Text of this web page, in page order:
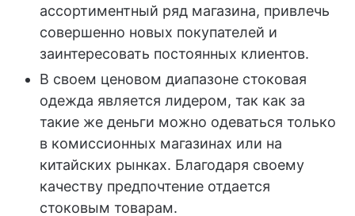
ассортиментный ряд магазина, привлечь
совершенно новых покупателей и
заинтересовать постоянных клиентов.
В своем ценовом диапазоне стоковая
одежда является лидером, так как за
такие же деньги можно одеваться только
в комиссионных магазинах или на
китайских рынках. Благодаря своему
качеству предпочтение отдается
стоковым товарам.